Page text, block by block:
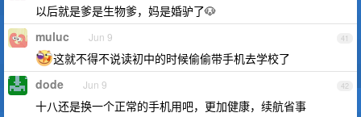
以后就是爹是生物爹，妈是婚驴了🐶
41
muluc Jun 9
这就不得不说读初中的时候偷偷带手机去学校了
42
dode Jun 9
十八还是换一个正常的手机用吧，更加健康，续航省事